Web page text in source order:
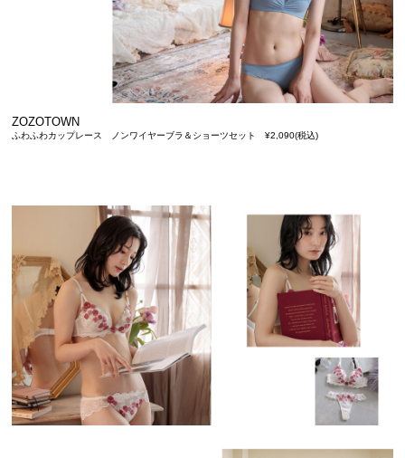
ZOZOTOWN
ふわふわカップレース ノンワイヤーブラ＆ショーツセット ¥2,090(税込)